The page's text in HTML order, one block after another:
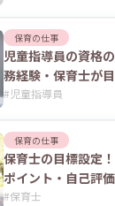
保育の仕事
児童指導員の資格
務経験・保育士が
#児童指導員
保育の仕事
保育士の目標設定
ポイント・自己評
#保育士